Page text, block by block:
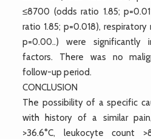
≤8700 (odds ratio 1.85;
ratio 1.85; p=0.018),
p=0.00..) were significantly
factors. There was no
follow-up period.
CONCLUSION
The possibility of a specific
with history of a similar
>36.6°C, leukocyte count